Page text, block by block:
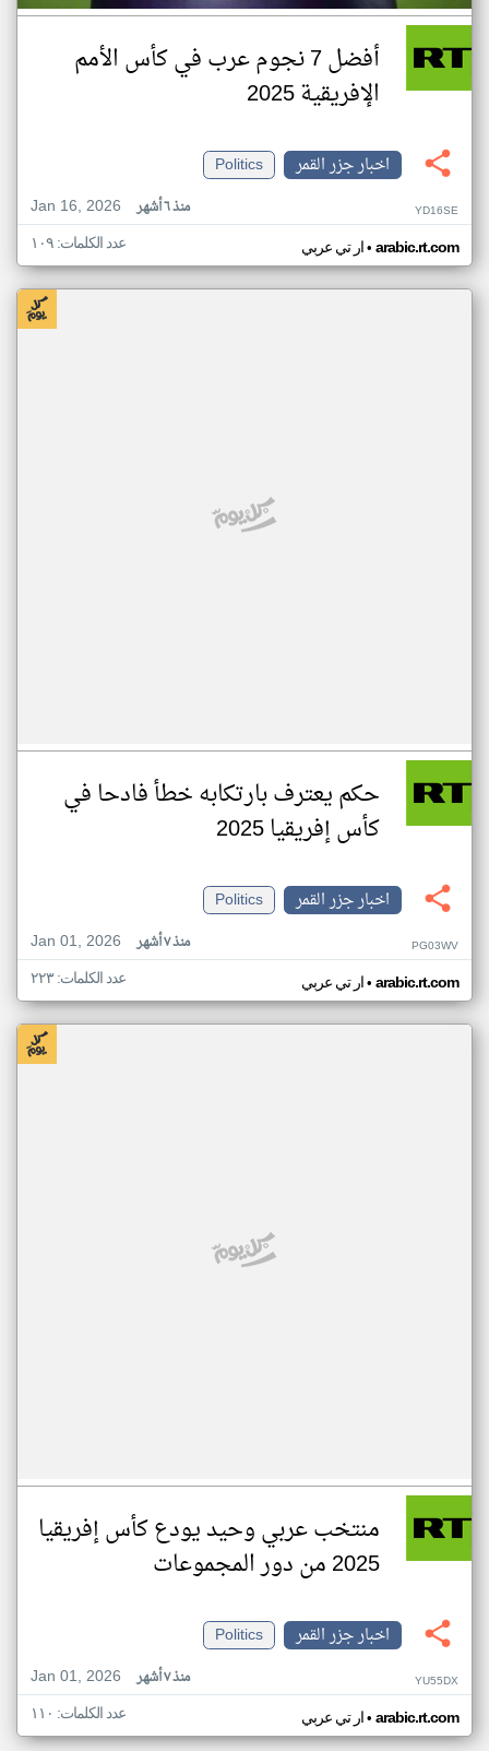
أفضل 7 نجوم عرب في كأس الأمم
الإفريقية 2025
اخبار جزر القمر
Politics
Jan 16, 2026
منذ ٦ أشهر YD16SE
ار تي عربي• arabic.rt.com عدد الكلمات: ١٠٩
حكم يعترف بارتكابه خطأ فادحا في
كأس إفريقيا 2025
اخبار جزر القمر
Politics
Jan 01, 2026
منذ ٧ أشهر PG03WV
ار تي عربي• arabic.rt.com عدد الكلمات: ٢٢٣
منتخب عربي وحيد يودع كأس إفريقيا
2025 من دور المجموعات
اخبار جزر القمر
Politics
Jan 01, 2026
منذ ٧ أشهر YU55DX
ار تي عربي• arabic.rt.com عدد الكلمات: ١١٠